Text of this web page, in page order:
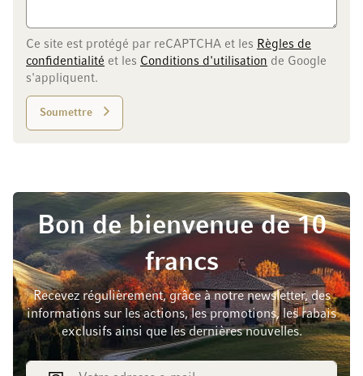
Ce site est protégé par reCAPTCHA et les Règles de
confidentialité et les Conditions d'utilisation de Google
s'appliquent.
Soumettre
Bon de bienvenue de 10
francs
Recevez régulièrement, grâce à notre newsletter, des
informations sur les actions, les promotions, les rabais
exclusifs ainsi que les dernières nouvelles.
Adresse e-mail